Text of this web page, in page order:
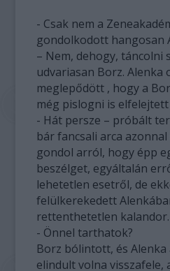
- Csak nem a
gondolkodott hangosan
– Nem, dehogy, táncolni
udvariasan Borz. Alenka
meglepődött , hogy a
még pislogni is elfelejtett
- Hát persze – próbált
bár fancsali arca
gondol arról, hogy épp
beszélget, egyáltalán
lehetetlen esetről, de
felülkerekedett
rettenthetetlen kalandor.
- Önnel tarthatok?
Borz bólintott, és
elindult volna visszafele,